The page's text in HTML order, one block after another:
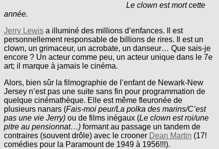
Le clown est mort cette
année.
Jerry Lewis a illuminé des millions d’enfances. Il est
personnellement responsable de billions de rires. Il est un
clown, un grimaceur, un acrobate, un danseur… Que sais-je
encore ? Un acteur comme peu, un acteur unique dans le 7e
art; il marque à jamais le cinéma.
Alors, bien sûr la filmographie de l’enfant de Newark-New
Jersey n’est pas une suite sans fin pour programmation de
quelque cinémathèque. Elle est même fleuronée de
plusieurs nanars (Fais-moi peur/La polka des marins/C’est
pas une vie Jerry) ou de films inégaux (Le clown est roi/une
pitre au pensionnat…) formant au passage un tandem de
contraires (souvent drôle) avec le crooner Dean Martin (17!
comédies pour la Paramount de 1949 à 1956!!!).